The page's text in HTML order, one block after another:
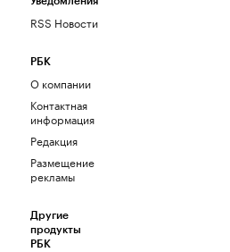
RSS Новости
РБК
О компании
Контактная
информация
Редакция
Размещение
рекламы
Другие
продукты
РБК